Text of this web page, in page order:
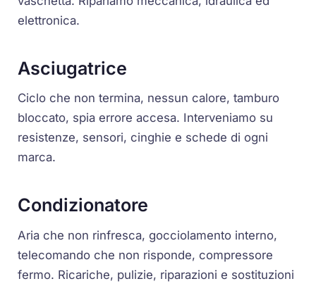
elettronica.
Asciugatrice
Ciclo che non termina, nessun calore, tamburo
bloccato, spia errore accesa. Interveniamo su
resistenze, sensori, cinghie e schede di ogni
marca.
Condizionatore
Aria che non rinfresca, gocciolamento interno,
telecomando che non risponde, compressore
fermo. Ricariche, pulizie, riparazioni e sostituzioni